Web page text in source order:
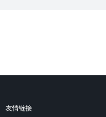
友情链接